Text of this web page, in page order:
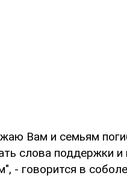
Вам и семьям
слова поддержки и
- говорится в